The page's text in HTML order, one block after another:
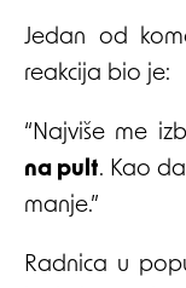
Jedan od
reakcija bio je:
“Najviše me
na pult. Kao
manje.”
Radnica u